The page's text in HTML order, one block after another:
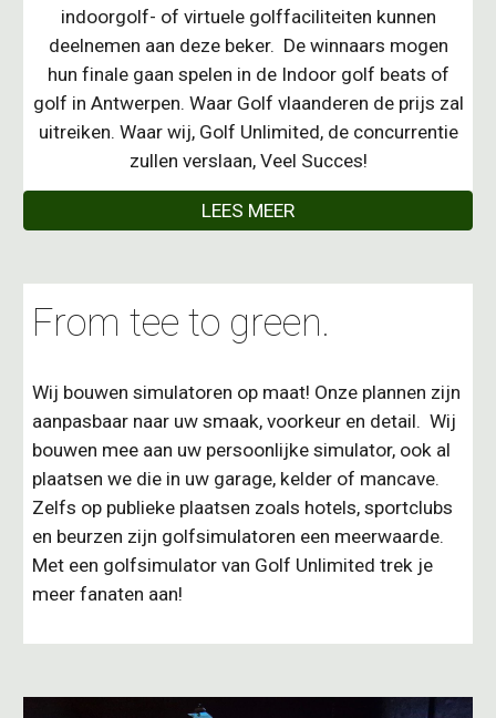
indoorgolf- of virtuele golffaciliteiten kunnen
deelnemen aan deze beker. De winnaars mogen
hun finale gaan spelen in de Indoor golf beats of
golf in Antwerpen. Waar Golf vlaanderen de prijs zal
uitreiken. Waar wij, Golf Unlimited, de concurrentie
zullen verslaan, Veel Succes!
LEES MEER
From tee to green.
Wij bouwensimulatoren op maat! Onze plannen zijn
aanpasbaar naar uw smaak, voorkeur en detail. Wij
bouwen mee aan uw persoonlijke simulator, ook al
plaatsen we die in uw garage, kelder of mancave.
Zelfs op publieke plaatsen zoals hotels, sportclubs
en beurzen zijn golfsimulatoren een meerwaarde.
Met een golfsimulator van Golf Unlimited trek je
meer fanaten aan!